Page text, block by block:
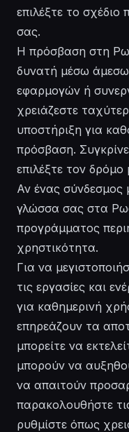
επιλέξτε το σχέδιο
σας.
Η πρόσβαση στη
δυνατή μέσω
εφαρμογών ή
χρειάζεστε
υποστήριξη για
πρόσβαση.
επιλέξτε τον
Αν ένας σύνδεσμος
γλώσσα σας στα
προγράμματος
χρηστικότητα.
Για να
τις εργασίες και
για καθημερινή
επηρεάζουν τα
μπορείτε να
μπορούν να
να απαιτούν
παρακολουθήστε
ρυθμίστε όπως